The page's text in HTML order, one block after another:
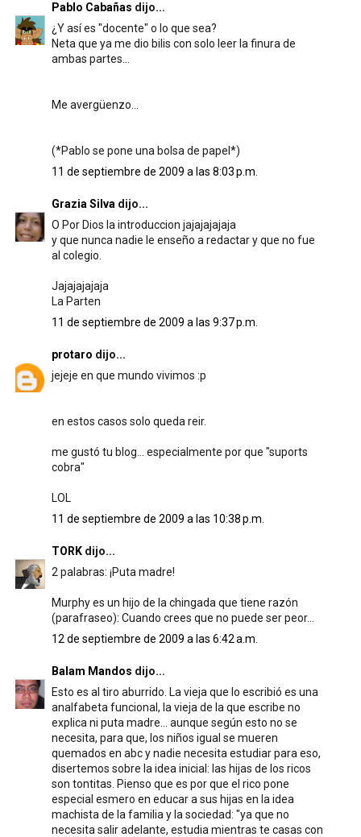
Pablo Cabañas dijo...
¿Y así es "docente" o lo que sea?
Neta que ya me dio bilis con solo leer la finura de
ambas partes...
Me avergüenzo...
(*Pablo se pone una bolsa de papel*)
11 de septiembre de 2009 a las 8:03 p.m.
Grazia Silva dijo...
O Por Dios la introduccion jajajajajaja
y que nunca nadie le enseño a redactar y que no fue
al colegio.
Jajajajajaja
La Parten
11 de septiembre de 2009 a las 9:37 p.m.
protaro dijo...
jejeje en que mundo vivimos :p
en estos casos solo queda reir.
me gustó tu blog... especialmente por que "suports
cobra"
LOL
11 de septiembre de 2009 a las 10:38 p.m.
TORKdijo...
2 palabras: ¡Puta madre!
Murphy es un hijo de la chingada que tiene razón
(parafraseo): Cuando crees que no puede ser peor...
12 de septiembre de 2009 a las 6:42 a.m.
Balam Mandos dijo...
Esto es al tiro aburrido. La vieja que lo escribió es una
analfabeta funcional, la vieja de la que escribe no
explica ni puta madre... aunque según esto no se
necesita, para que, los niños igual se mueren
quemados en abc y nadie necesita estudiar para eso,
disertemos sobre la idea inicial: las hijas de los ricos
son tontitas. Pienso que es por que el rico pone
especial esmero en educar a sus hijas en la idea
machista de la familia y la sociedad: "ya que no
necesita salir adelante, estudia mientras te casas con